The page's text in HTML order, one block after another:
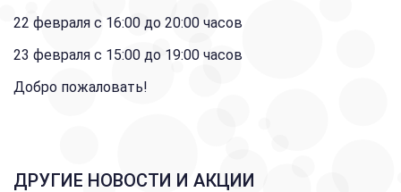
22 февраля с 16:00 до 20:00 часов
23 февраля с 15:00 до 19:00 часов
Добро пожаловать!
ДРУГИЕ НОВОСТИ И АКЦИИ